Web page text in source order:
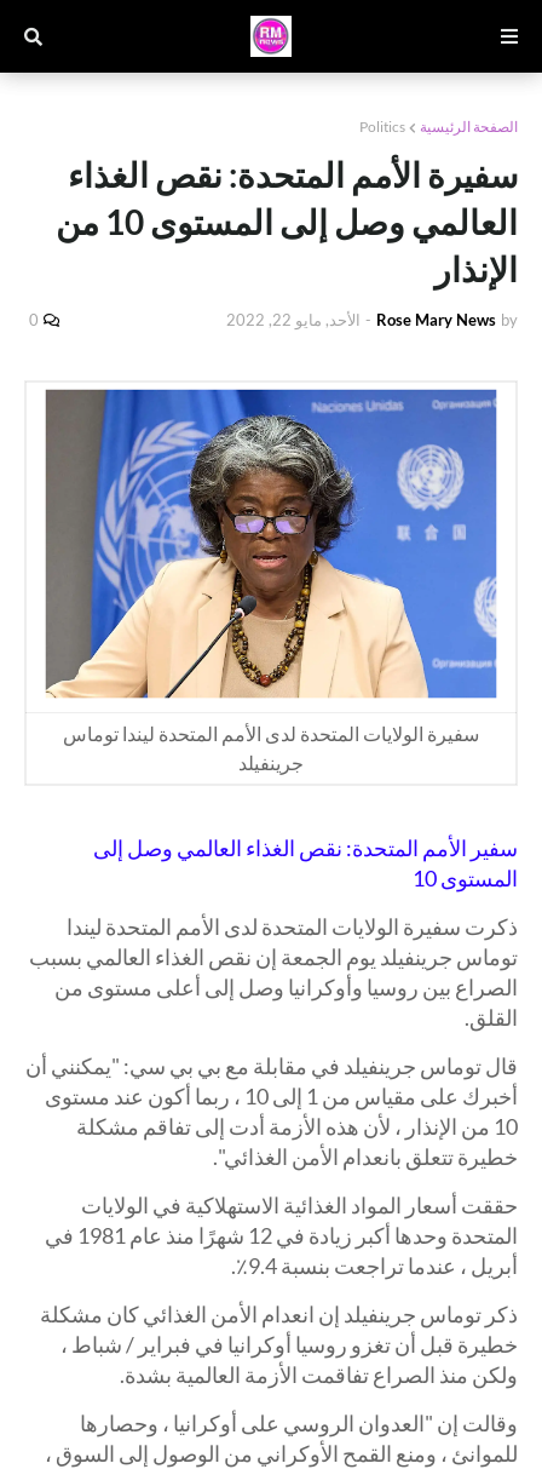
الصفحة الرئيسية Politics
سفيرة الأمم المتحدة: نقص الغذاء
العالمي وصل إلى المستوى 10 من
الإنذار
by
Rose Mary News
- الأحد, مايو 22, 2022 0
سفيرة الولايات المتحدة لدى الأمم المتحدة ليندا توماس
جرينفيلد
سفير الأمم المتحدة: نقص الغذاء العالمي وصل إلى
المستوى 10
ذكرت سفيرة الولايات المتحدة لدى الأمم المتحدة ليندا
توماس جرينفيلد يوم الجمعة إن نقص الغذاء العالمي بسبب
الصراع بين روسيا وأوكرانيا وصل إلى أعلى مستوى من
القلق.
قال توماس جرينفيلد في مقابلة مع بي بي سي: "يمكنني أن
أخبرك على مقياس من 1 إلى 10 ، ربما أكون عند مستوى
10 من الإنذار ، لأن هذه الأزمة أدت إلى تفاقم مشكلة
خطيرة تتعلق بانعدام الأمن الغذائي".
حققت أسعار المواد الغذائية الاستهلاكية في الولايات
المتحدة وحدها أكبر زيادة في 12 شهرًا منذ عام 1981 في
أبريل ، عندما تراجعت بنسبة 9.4٪.
ذكر توماس جرينفيلد إن انعدام الأمن الغذائي كان مشكلة
خطيرة قبل أن تغزو روسيا أوكرانيا في فبراير / شباط ،
ولكن منذ الصراع تفاقمت الأزمة العالمية بشدة.
وقالت إن "العدوان الروسي على أوكرانيا ، وحصارها
للموانئ ، ومنع القمح الأوكراني من الوصول إلى السوق ،